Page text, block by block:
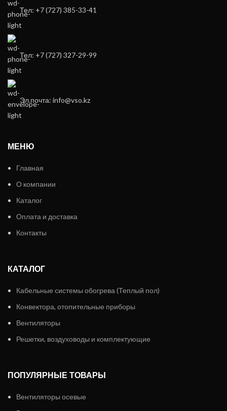
Тел: +7 (727) 385-33-41
Тел: +7 (727) 327-29-99
Эл.почта: info@vso.kz
МЕНЮ
Главная
О компании
Каталог
Оплата и доставка
Контакты
КАТАЛОГ
Кабельные системы обогрева (Теплый пол)
Конвектора, отопительные приборы
Вентиляторы
Решетки, воздуховоды и комплектующие
ПОПУЛЯРНЫЕ ТОВАРЫ
Вентиляторы осевые